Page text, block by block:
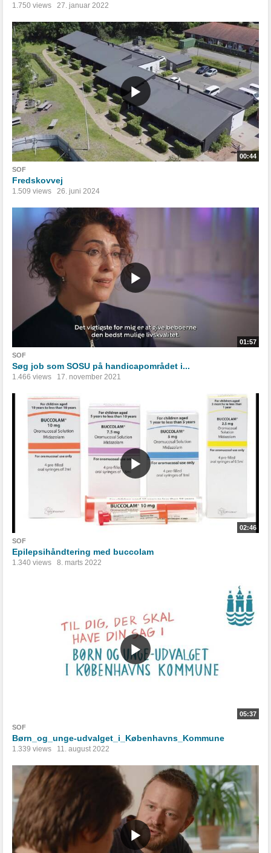
1.750 views 27. januar 2022
00:44
SOF
Fredskovvej
1.509 views 26. juni 2024
01:57
SOF
Søg job som SOSU på handicapområdet i...
1.466 views 17. november 2021
02:46
SOF
Epilepsihåndtering med buccolam
1.340 views 8. marts 2022
05:37
SOF
Børn_og_unge-udvalget_i_Københavns_Kommune
1.339 views 11. august 2022